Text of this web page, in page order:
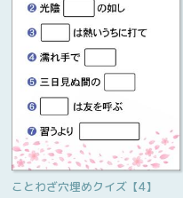
ことわざ穴埋めクイズ【4】